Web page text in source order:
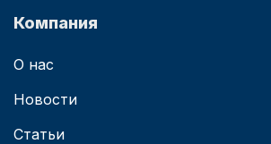
Компания
О нас
Новости
Статьи